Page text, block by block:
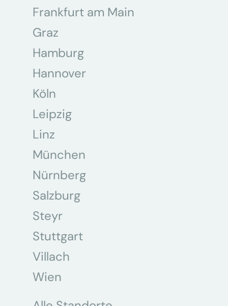
Frankfurt am Main
Graz
Hamburg
Hannover
Köln
Leipzig
Linz
München
Nürnberg
Salzburg
Steyr
Stuttgart
Villach
Wien